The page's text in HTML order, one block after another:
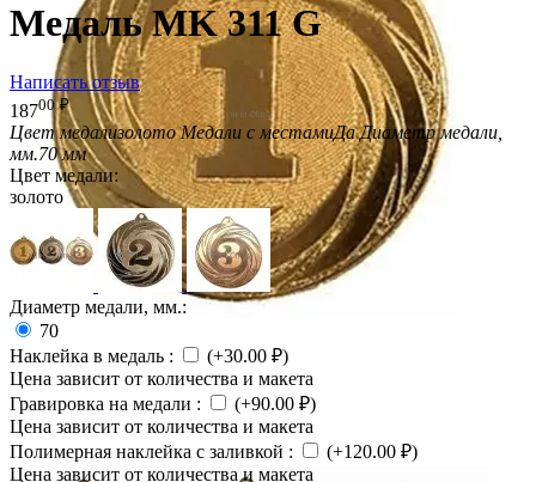
Медаль MK 311 G
Написать отзыв
18700 ₽
Цвет медализолото Медали с местамиДаДиаметр медали,
мм.70 мм
Цвет медали:
золото
Диаметр медали, мм.:
70
Наклейка в медаль : (+30.00 ₽)
Цена зависит от количества и макета
Гравировка на медали : (+90.00 ₽)
Цена зависит от количества и макета
Полимерная наклейка с заливкой : (+120.00 ₽)
Цена зависит от количества и макета